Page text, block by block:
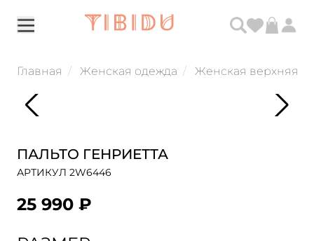
Главная Женская одежда Женская верхняя
ПАЛЬТО ГЕНРИЕТТА
АРТИКУЛ 2W6446
25 990 ₽